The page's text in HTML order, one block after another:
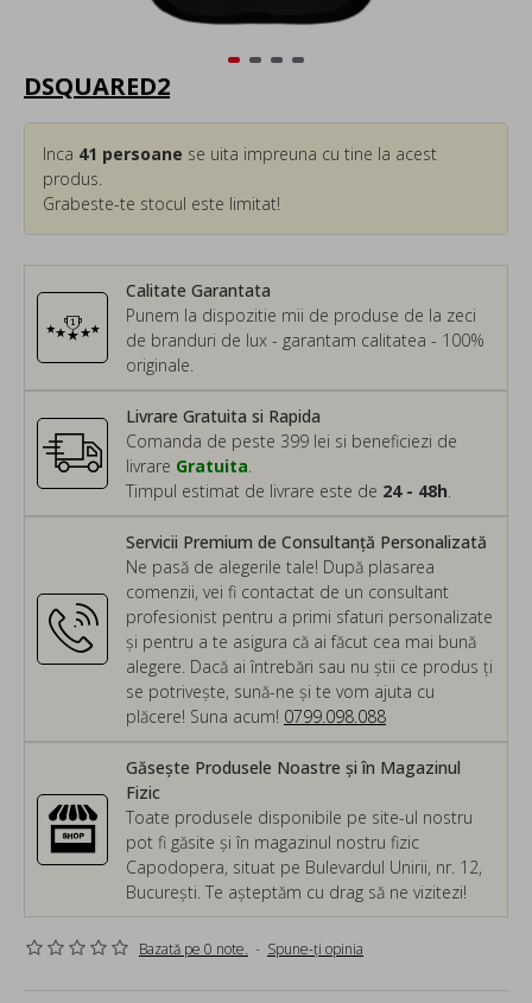
DSQUARED2
Calitate Garantata
Punem la dispozitie mii de produse de la zeci
de branduri de lux - garantam calitatea - 100%
originale.
Inca 41 persoane se uita impreuna cu tine la acest
produs.
Grabeste-te stocul este limitat!
Servicii Premium de Consultanță Personalizată
Ne pasă de alegerile tale! După plasarea
comenzii, vei fi contactat de un consultant
profesionist pentru a primi sfaturi personalizate
și pentru a te asigura că ai făcut cea mai bună
alegere. Dacă ai întrebări sau nu știi ce produs ți
se potrivește, sună-ne și te vom ajuta cu
plăcere! Suna acum! 0799.098.088
Livrare Gratuita si Rapida
Comanda de peste 399 lei si beneficiezi de
livrare Gratuita
Timpul estimat de livrare este de 24 - 48h
Găsește Produsele Noastre și în Magazinul
Fizic
Toate produsele disponibile pe site-ul nostru
pot fi găsite și în magazinul nostru fizic
Capodopera, situat pe Bulevardul Unirii, nr. 12,
București. Te așteptăm cu drag să ne vizitezi!
Bazată pe 0 note. - Spune-ţi opinia